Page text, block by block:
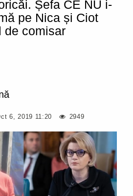
Șefa CE NU i-
pe Nica și Ciot
de comisar
6, 2019 11:20 2949